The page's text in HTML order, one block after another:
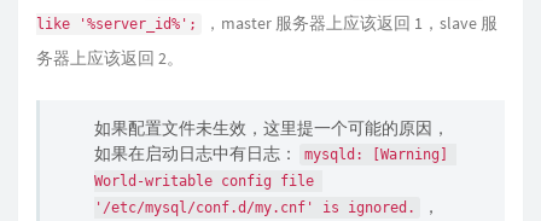
like '%server_id%';
，master 服务器上应该返回 1，slave 服
务器上应该返回 2。
如果配置文件未生效，这里提一个可能的原因，
如果在启动日志中有日志：
mysqld: [Warning]
World-writable config file
'/etc/mysql/conf.d/my.cnf' is ignored.
，